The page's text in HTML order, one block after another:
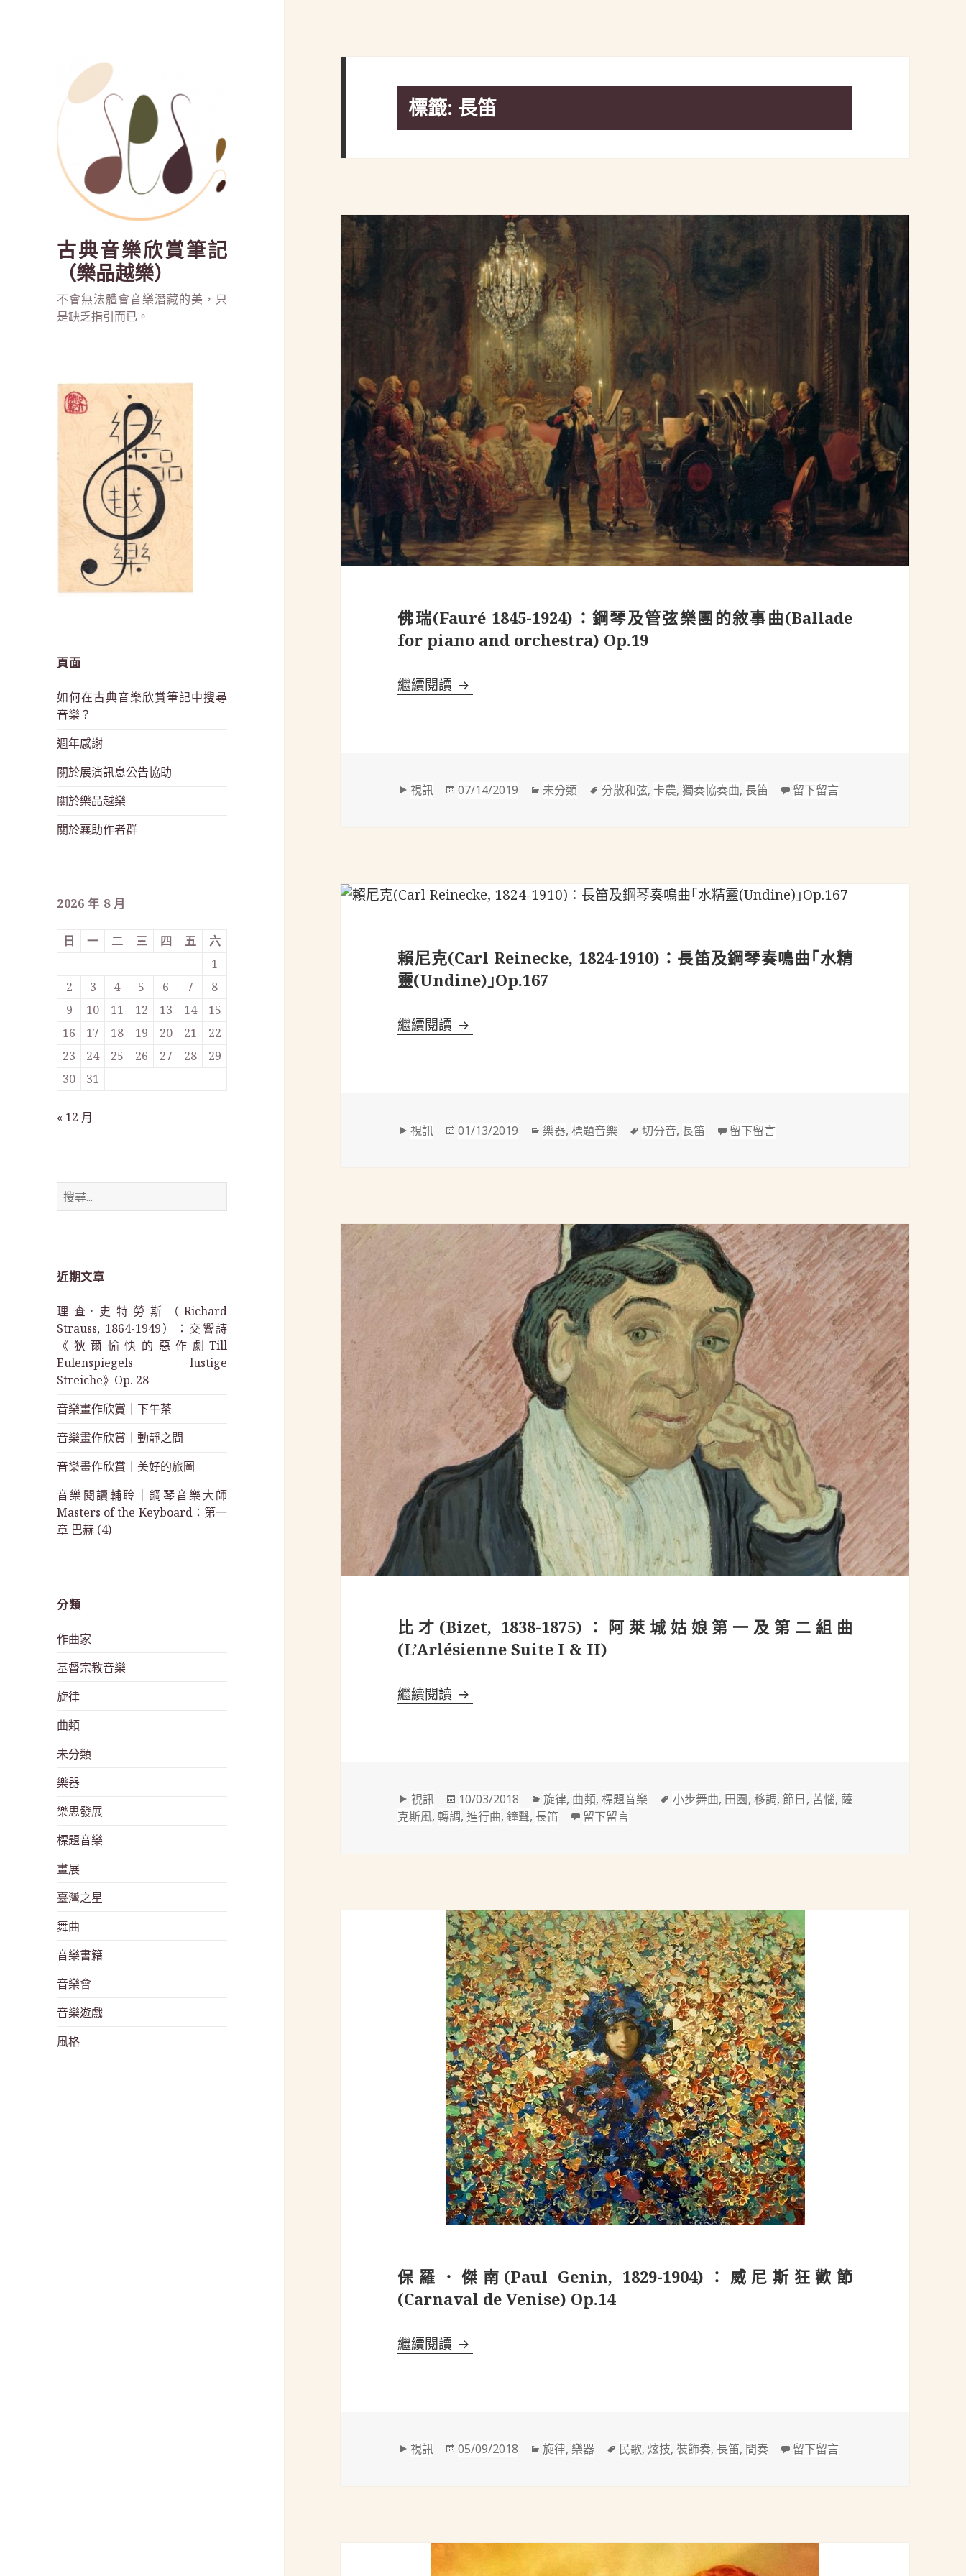
古典音樂欣賞筆記
（樂品越樂）
不會無法體會音樂潛藏的美，只
是缺乏指引而已。
頁面
如何在古典音樂欣賞筆記中搜尋
音樂？
週年感謝
關於展演訊息公告協助
關於樂品越樂
關於襄助作者群
2026 年 8 月
日 一 二 三 四 五
六
1
2
3 4 5 6 7
8
9
10 11 12 13 14
15
16
17 18 19 20 21
22
23
24 25 26 27 28
29
30
31
« 12 月
搜
尋
近期文章
理查·史特勞斯（Richard
Strauss, 1864-1949）：交響詩
《狄爾愉快的惡作劇Till
Eulenspiegels lustige
Streiche》Op. 28
音樂畫作欣賞｜下午茶
音樂畫作欣賞｜動靜之間
音樂畫作欣賞｜美好的旅圖
音樂閱讀輔聆｜鋼琴音樂大師
Masters of the Keyboard：第一
章 巴赫 (4)
分類
作曲家
基督宗教音樂
旋律
曲類
未分類
樂器
樂思發展
標題音樂
畫展
臺灣之星
舞曲
音樂書籍
音樂會
音樂遊戲
風格
標籤: 長笛
佛瑞(Fauré 1845-1924)：鋼琴及管弦樂團的敘事曲(Ballade
for piano and orchestra) Op.19
繼續閱讀 佛瑞(Fauré 1845-1924)：鋼琴及管弦樂團的敘事曲(Ballade for piano and
格
視訊
發
07/14/2019
分
未分類
標
分散和弦,卡農,獨奏協奏曲, 長笛 留下留言在 佛瑞(Fauré 1845-
賴尼克(Carl Reinecke, 1824-1910)：長笛及鋼琴奏鳴曲｢水精
靈(Undine)｣Op.167
繼續閱讀 賴尼克(Carl Reinecke, 1824-1910)：長笛及鋼琴奏鳴曲｢水精靈(Undine)｣Op.167
格
視訊
發
01/13/2019
分
樂器,標題音樂
標
切分音, 長笛 留下留言在 賴尼克(Carl Reinecke, 1824-
比才(Bizet, 1838-1875)：阿萊城姑娘第一及第二組曲
(L’Arlésienne Suite I & II)
繼續閱讀 比才(Bizet, 1838-1875)：阿萊城姑娘第一及第二組曲(L’Arlésienne Suite I & II)
格
式
視訊
發
佈
10/03/2018
分
類
旋律, 曲類, 標題音樂
標
小步舞曲, 田園, 移調, 節日, 苦惱, 薩
克斯風,轉調,進行曲,鐘聲, 長笛 留下留言在 比才(Bizet, 1838-1875)：阿萊城姑娘第一及第二組曲
保羅．傑南(Paul Genin, 1829-1904)：威尼斯狂歡節
(Carnaval de Venise) Op.14
繼續閱讀 保羅．傑南(Paul Genin, 1829-1904)：威尼斯狂歡節(Carnaval de Venise) Op.14
格
視訊
發
05/09/2018
分
旋律,樂器
標
民歌,炫技,裝飾奏, 長笛, 間奏 留下留言在 保羅．傑南(Paul